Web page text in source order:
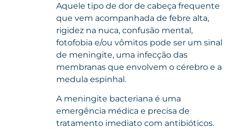
Aquele tipo de dor de cabeça frequente
que vem acompanhada de febre alta,
rigidez na nuca, confusão mental,
fotofobia e/ou vômitos pode ser um sinal
de meningite, uma infecção das
membranas que envolvem o cérebro e a
medula espinhal.
A meningite bacteriana é uma
emergência médica e precisa de
tratamento imediato com antibióticos.